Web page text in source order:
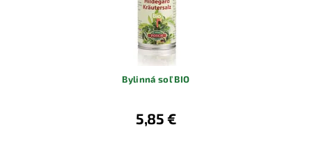
Bylinná soľ BIO
5,85 €